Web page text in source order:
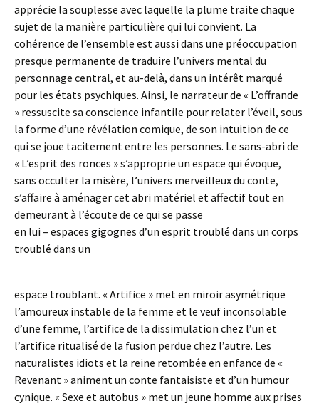
apprécie la souplesse avec laquelle la plume traite chaque
sujet de la manière particulière qui lui convient. La
cohérence de l’ensemble est aussi dans une préoccupation
presque permanente de traduire l’univers mental du
personnage central, et au-delà, dans un intérêt marqué
pour les états psychiques. Ainsi, le narrateur de « L’offrande
» ressuscite sa conscience infantile pour relater l’éveil, sous
la forme d’une révélation comique, de son intuition de ce
qui se joue tacitement entre les personnes. Le sans-abri de
« L’esprit des ronces » s’approprie un espace qui évoque,
sans occulter la misère, l’univers merveilleux du conte,
s’affaire à aménager cet abri matériel et affectif tout en
demeurant à l’écoute de ce qui se passe
en lui – espaces gigognes d’un esprit troublé dans un corps
troublé dans un
espace troublant. « Artifice » met en miroir asymétrique
l’amoureux instable de la femme et le veuf inconsolable
d’une femme, l’artifice de la dissimulation chez l’un et
l’artifice ritualisé de la fusion perdue chez l’autre. Les
naturalistes idiots et la reine retombée en enfance de «
Revenant » animent un conte fantaisiste et d’un humour
cynique. « Sexe et autobus » met un jeune homme aux prises